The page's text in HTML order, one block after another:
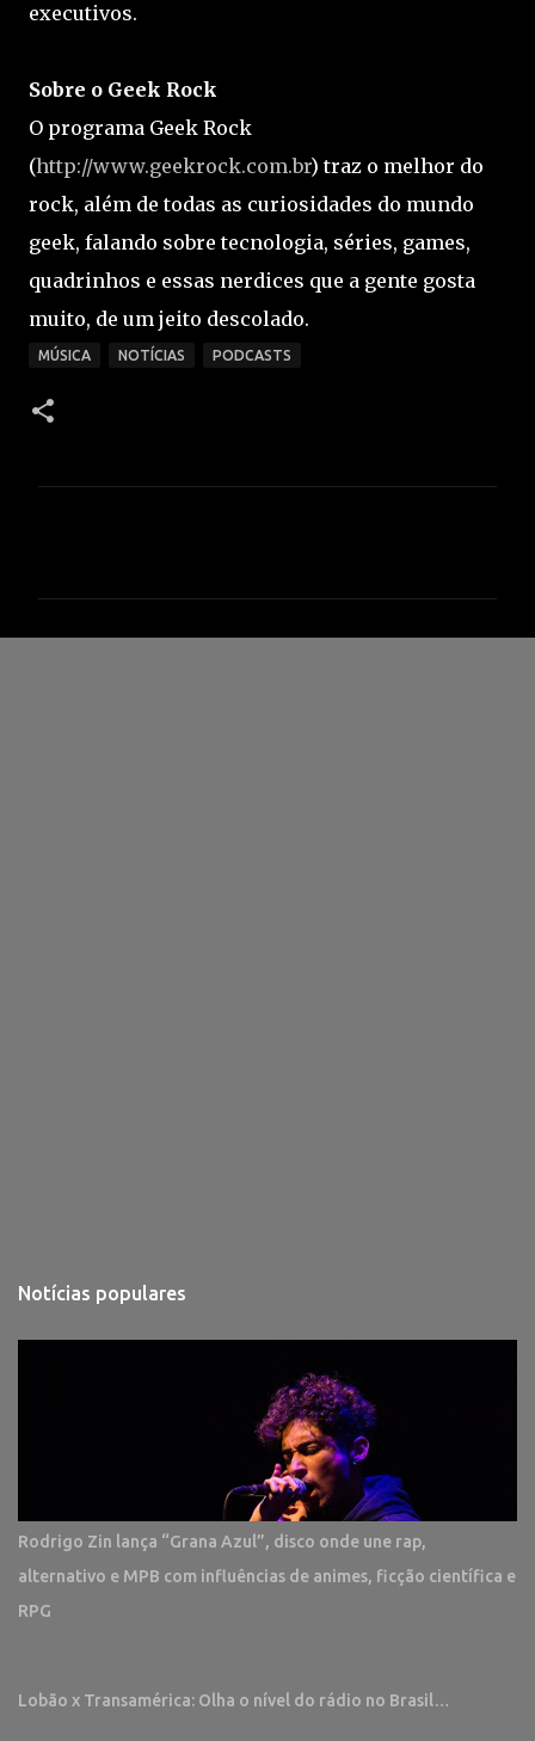
executivos.
Sobre o Geek Rock
O programa Geek Rock
(http://www.geekrock.com.br) traz o melhor do
rock, além de todas as curiosidades do mundo
geek, falando sobre tecnologia, séries, games,
quadrinhos e essas nerdices que a gente gosta
muito, de um jeito descolado.
MÚSICA NOTÍCIAS PODCASTS
Notícias populares
Rodrigo Zin lança “Grana Azul”, disco onde une rap,
alternativo e MPB com influências de animes, ficção científica e
RPG
Lobão x Transamérica: Olha o nível do rádio no Brasil…